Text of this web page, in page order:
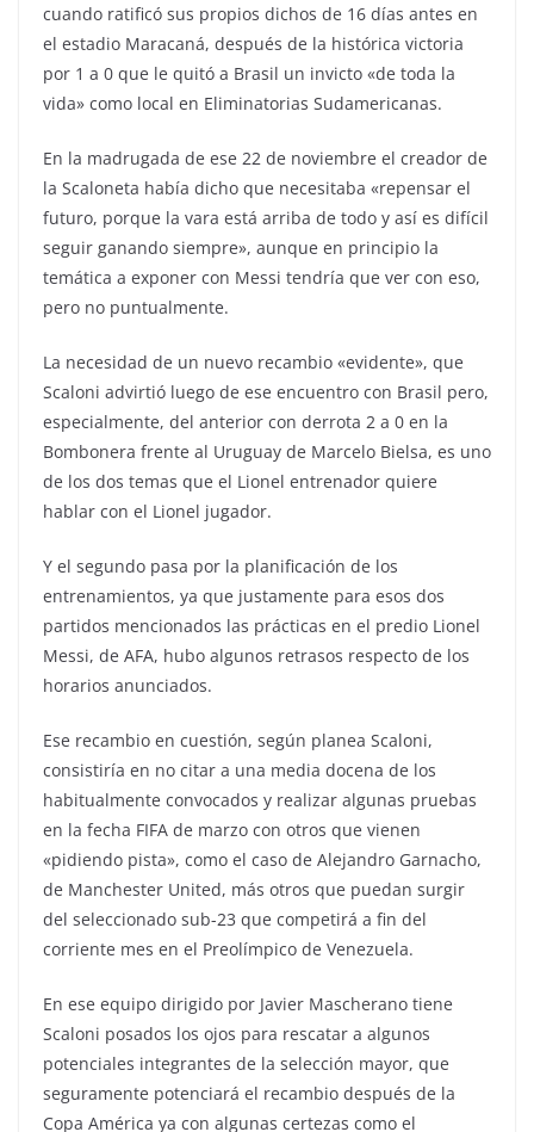
cuando ratificó sus propios dichos de 16 días antes en
el estadio Maracaná, después de la histórica victoria
por 1 a 0 que le quitó a Brasil un invicto «de toda la
vida» como local en Eliminatorias Sudamericanas.
En la madrugada de ese 22 de noviembre el creador de
la Scaloneta había dicho que necesitaba «repensar el
futuro, porque la vara está arriba de todo y así es difícil
seguir ganando siempre», aunque en principio la
temática a exponer con Messi tendría que ver con eso,
pero no puntualmente.
La necesidad de un nuevo recambio «evidente», que
Scaloni advirtió luego de ese encuentro con Brasil pero,
especialmente, del anterior con derrota 2 a 0 en la
Bombonera frente al Uruguay de Marcelo Bielsa, es uno
de los dos temas que el Lionel entrenador quiere
hablar con el Lionel jugador.
Y el segundo pasa por la planificación de los
entrenamientos, ya que justamente para esos dos
partidos mencionados las prácticas en el predio Lionel
Messi, de AFA, hubo algunos retrasos respecto de los
horarios anunciados.
Ese recambio en cuestión, según planea Scaloni,
consistiría en no citar a una media docena de los
habitualmente convocados y realizar algunas pruebas
en la fecha FIFA de marzo con otros que vienen
«pidiendo pista», como el caso de Alejandro Garnacho,
de Manchester United, más otros que puedan surgir
del seleccionado sub-23 que competirá a fin del
corriente mes en el Preolímpico de Venezuela.
En ese equipo dirigido por Javier Mascherano tiene
Scaloni posados los ojos para rescatar a algunos
potenciales integrantes de la selección mayor, que
seguramente potenciará el recambio después de la
Copa América ya con algunas certezas como el